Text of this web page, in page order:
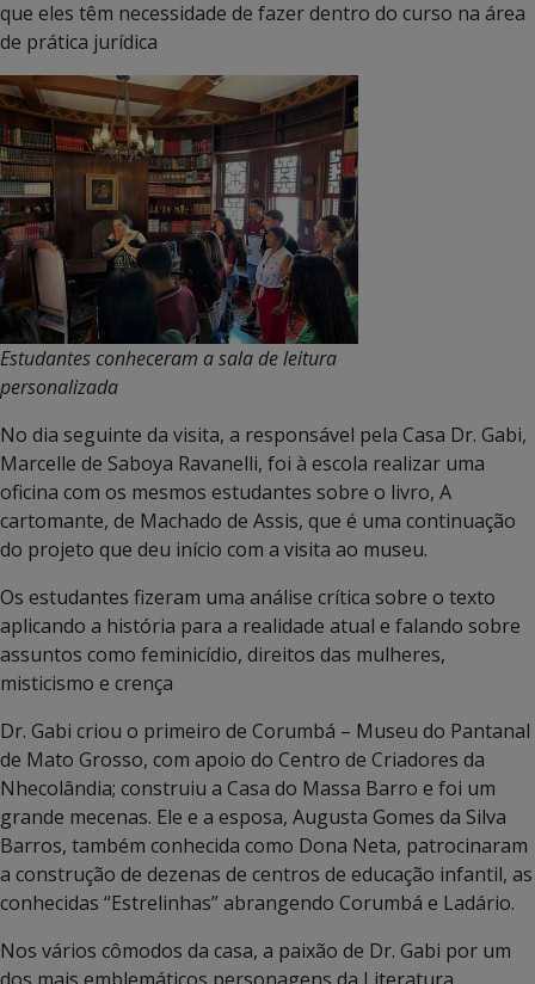
que eles têm necessidade de fazer dentro do curso na área
de prática jurídica
Estudantes conheceram a sala de leitura
personalizada
No dia seguinte da visita, a responsável pela Casa Dr. Gabi,
Marcelle de Saboya Ravanelli, foi à escola realizar uma
oficina com os mesmos estudantes sobre o livro, A
cartomante, de Machado de Assis, que é uma continuação
do projeto que deu início com a visita ao museu.
Os estudantes fizeram uma análise crítica sobre o texto
aplicando a história para a realidade atual e falando sobre
assuntos como feminicídio, direitos das mulheres,
misticismo e crença
Dr. Gabi criou o primeiro de Corumbá – Museu do Pantanal
de Mato Grosso, com apoio do Centro de Criadores da
Nhecolândia; construiu a Casa do Massa Barro e foi um
grande mecenas. Ele e a esposa, Augusta Gomes da Silva
Barros, também conhecida como Dona Neta, patrocinaram
a construção de dezenas de centros de educação infantil, as
conhecidas “Estrelinhas” abrangendo Corumbá e Ladário.
Nos vários cômodos da casa, a paixão de Dr. Gabi por um